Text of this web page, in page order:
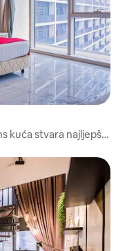
kuća stvara najljepše